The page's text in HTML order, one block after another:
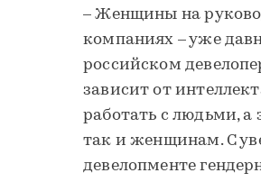
– Женщины на
компаниях – уже
российском
зависит от
работать с людьми,
так и женщинам. С
девелопменте